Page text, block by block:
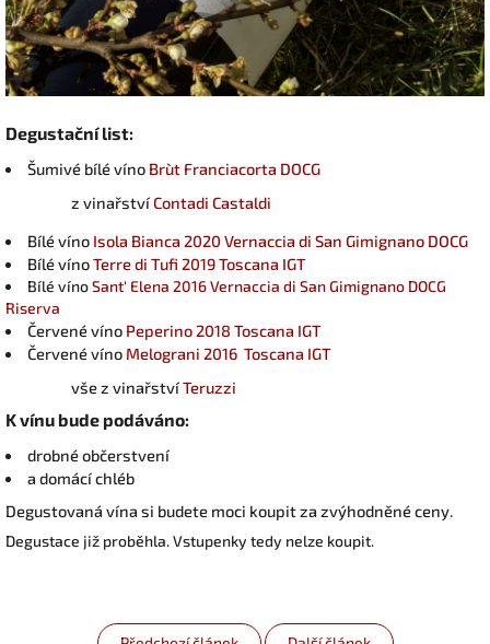
Degustační list:
Šumivé bílé víno Brùt Franciacorta DOCG
z vinařstvíContadi Castaldi
Bílé víno Isola Bianca 2020 Vernaccia di San Gimignano DOCG
Bílé vínoTerre di Tufi 2019 Toscana IGT
Bílé vínoSant' Elena 2016 Vernaccia di San Gimignano DOCG
Riserva
Červené víno Peperino 2018 Toscana IGT
Červené víno Melograni 2016 Toscana IGT
vše z vinařstvíTeruzzi
K vínu bude podáváno:
drobné občerstvení
a domácí chléb
Degustovaná vína si budete moci koupit za zvýhodněné ceny.
Degustace již proběhla. Vstupenky tedy nelze koupit.